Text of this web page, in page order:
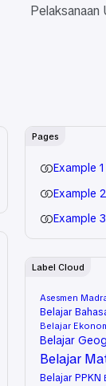
Pelaksanaan
Pages
Example 1
Example 2
Example 3
Label Cloud
Asesmen
Belajar
Belajar
Belajar
Belajar
Belajar PPKN